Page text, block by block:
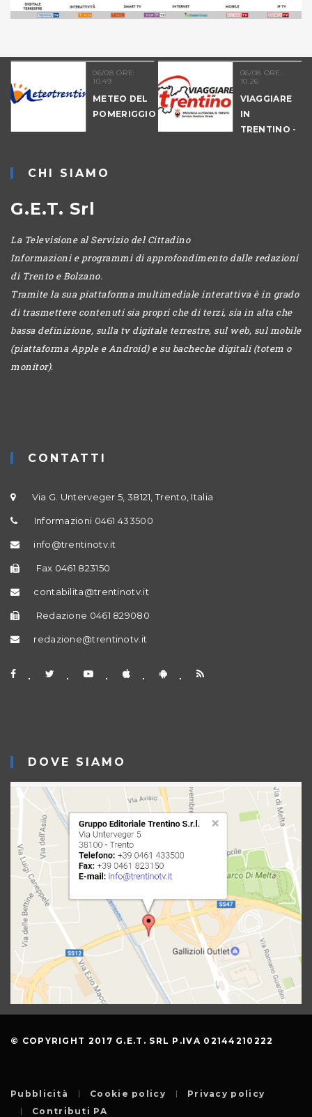
METEO DEL
POMERIGGIO
VIAGGIARE
IN
TRENTINO -
CHI SIAMO
G.E.T. Srl
La Televisione al Servizio del Cittadino
Informazioni e programmi di approfondimento dalle redazioni
di Trento e Bolzano.
Tramite la sua piattaforma multimediale interattiva è in grado
di trasmettere contenuti sia propri che di terzi, sia in alta che
bassa definizione, sulla tv digitale terrestre, sul web, sul mobile
(piattaforma Apple e Android) e su bacheche digitali (totem o
monitor).
CONTATTI
Via G. Unterveger 5, 38121, Trento, Italia
Informazioni 0461 433500
info@trentinotv.it
Fax 0461 823150
contabilita@trentinotv.it
Redazione 0461 829080
redazione@trentinotv.it
DOVE SIAMO
© COPYRIGHT 2017 G.E.T. SRL P.IVA 02144210222
Pubblicità Cookie policy
Privacy policy
Contributi PA